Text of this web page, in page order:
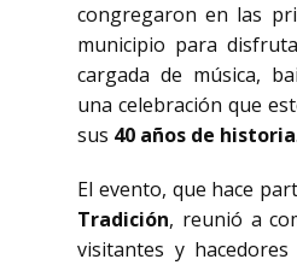
congregaron en las
municipio para
cargada de música,
una celebración que
sus 40 años de historia.
El evento, que hace
Tradición, reunió a
visitantes y